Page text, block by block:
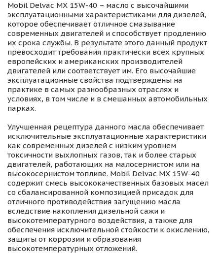
Mobil Delvac MX 15W-40 – масло с высочайшими
эксплуатационными характеристиками для дизелей,
которое обеспечивает отличное смазывание
современных двигателей и способствует продлению
их срока службы. В результате этого данный продукт
превосходит требования практически всех крупных
европейских и американских производителей
двигателей или соответствует им. Его высочайшие
эксплуатационные свойства подтверждены на
практике в самых разнообразных отраслях и
условиях, в том числе и в смешанных автомобильных
парках.
Улучшенная рецептура данного масла обеспечивает
исключительные эксплуатационные характеристики
как современных дизелей с низким уровнем
токсичности выхлопных газов, так и более старых
двигателей, работающих на малосернистом или на
высокосернистом топливе. Mobil Delvac MX 15W-40
содержит смесь высококачественных базовых масел
со сбалансированной композицией присадок для
отличного противодействия загущению масла
вследствие накопления дизельной сажи и
высокотемпературного воздействия, а также для
обеспечения исключительной стойкости к окислению,
защиты от коррозии и образования
высокотемпературных отложений.